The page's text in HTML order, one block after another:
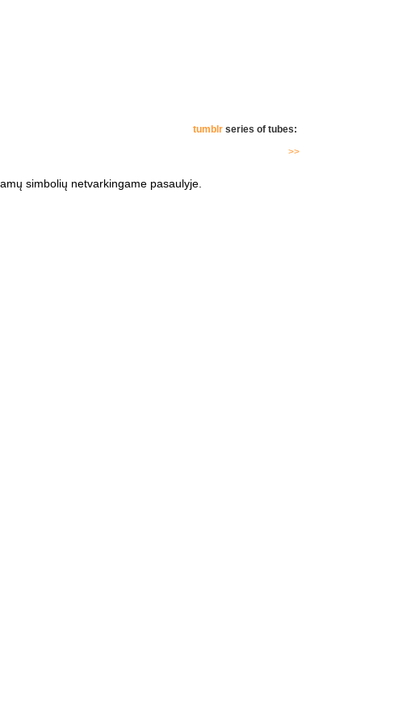
tumblr series of tubes:
>>
simbolių netvarkingame pasaulyje.